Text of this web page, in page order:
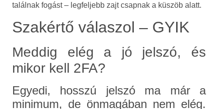
találnak fogást – legfeljebb zajt csapnak a küszöb alatt.
Szakértő válaszol – GYIK
Meddig elég a jó jelszó, és
mikor kell 2FA?
Egyedi, hosszú jelszó ma már a
minimum, de önmagában nem elég.